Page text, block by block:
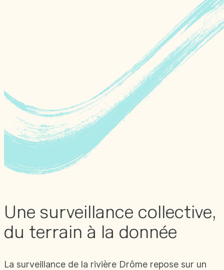
Une surveillance collective,
du terrain à la donnée
La surveillance de la rivière Drôme repose sur un